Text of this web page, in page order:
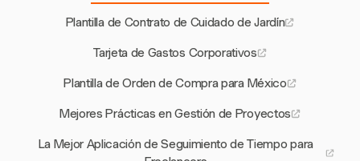
Plantilla de Contrato de Cuidado de Jardín
Tarjeta de Gastos Corporativos
Plantilla de Orden de Compra para México
Mejores Prácticas en Gestión de Proyectos
La Mejor Aplicación de Seguimiento de Tiempo para